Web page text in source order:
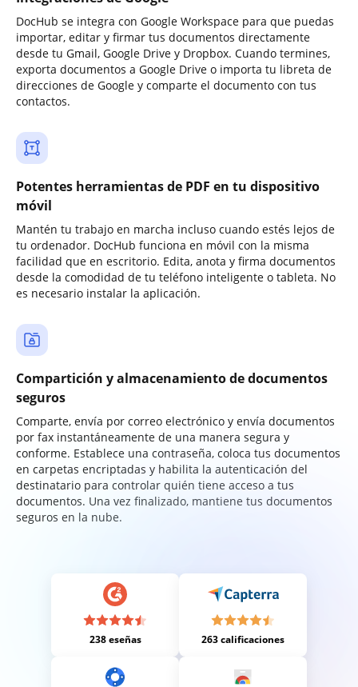
DocHub se integra con Google Workspace para que puedas
importar, editar y firmar tus documentos directamente
desde tu Gmail, Google Drive y Dropbox. Cuando termines,
exporta documentos a Google Drive o importa tu libreta de
direcciones de Google y comparte el documento con tus
contactos.
Potentes herramientas de PDF en tu dispositivo
móvil
Mantén tu trabajo en marcha incluso cuando estés lejos de
tu ordenador. DocHub funciona en móvil con la misma
facilidad que en escritorio. Edita, anota y firma documentos
desde la comodidad de tu teléfono inteligente o tableta. No
es necesario instalar la aplicación.
Compartición y almacenamiento de documentos
seguros
Comparte, envía por correo electrónico y envía documentos
por fax instantáneamente de una manera segura y
conforme. Establece una contraseña, coloca tus documentos
en carpetas encriptadas y habilita la autenticación del
destinatario para controlar quién tiene acceso a tus
documentos. Una vez finalizado, mantiene tus documentos
seguros en la nube.
238 eseñas 263 calificaciones